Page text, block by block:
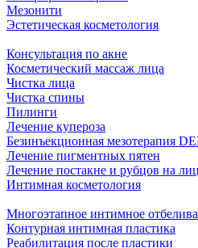
Мезонити
Эстетическая косметология
Консультация по акне
Косметический массаж лица
Чистка лица
Чистка спины
Пилинги
Лечение купероза
Безинъекционная мезотерапия
Лечение пигментных пятен
Лечение постакне и рубцов на
Интимная косметология
Многоэтапное интимное
Контурная интимная пластика
Реабилитация после пластики